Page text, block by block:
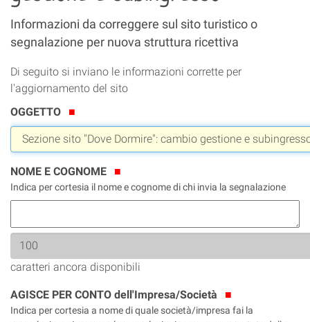
Informazioni da correggere sul sito turistico o
segnalazione per nuova struttura ricettiva
Di seguito si inviano le informazioni corrette per
l'aggiornamento del sito
OGGETTO
NOME E COGNOME
Indica per cortesia il nome e cognome di chi invia la segnalazione
caratteri ancora disponibili
AGISCE PER CONTO dell'Impresa/Società
Indica per cortesia a nome di quale società/impresa fai la